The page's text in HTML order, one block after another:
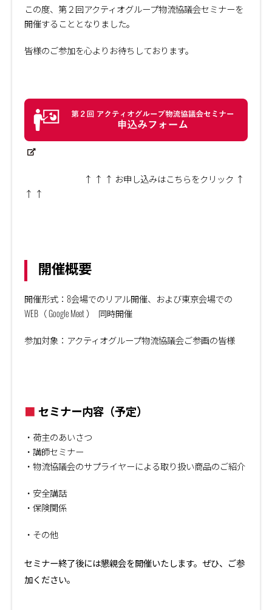
この度、第２回アクティオグループ物流協議会セミナーを
開催することとなりました。
皆様のご参加を心よりお待ちしております。
↑ ↑ ↑ お申し込みはこちらをクリック ↑
↑ ↑
開催概要
開催形式：8会場でのリアル開催、および東京会場での
WEB（ Google Meet ） 同時開催
参加対象：アクティオグループ物流協議会ご参画の皆様
■ セミナー内容（予定）
・荷主のあいさつ
・講師セミナー
・物流協議会のサプライヤーによる取り扱い商品のご紹介
・安全講話
・保険関係
・その他
セミナー終了後には懇親会を開催いたします。ぜひ、ご参
加ください。